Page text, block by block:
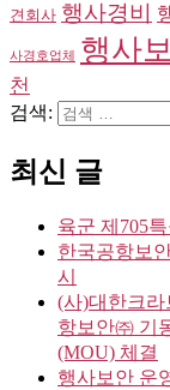
견회사 행사경비
사경호업체 행사
천
검색:
최신 글
육군 제705
한국공항보
시
(사)대한크
항보안㈜ 기
(MOU) 체결
행사보안 운